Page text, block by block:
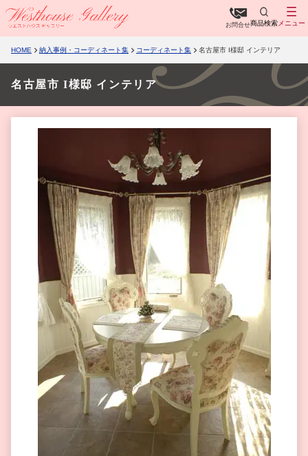
お問合せ商品検索 メニュー
HOME 納入事例・コーディネート集 コーディネート集 名古屋市 I様邸 インテリア
名古屋市 I様邸 インテリア